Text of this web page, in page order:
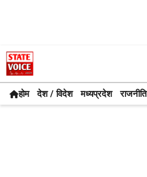
Skip
to
content
होम देश / विदेश मध्यप्रदेश राजनीति